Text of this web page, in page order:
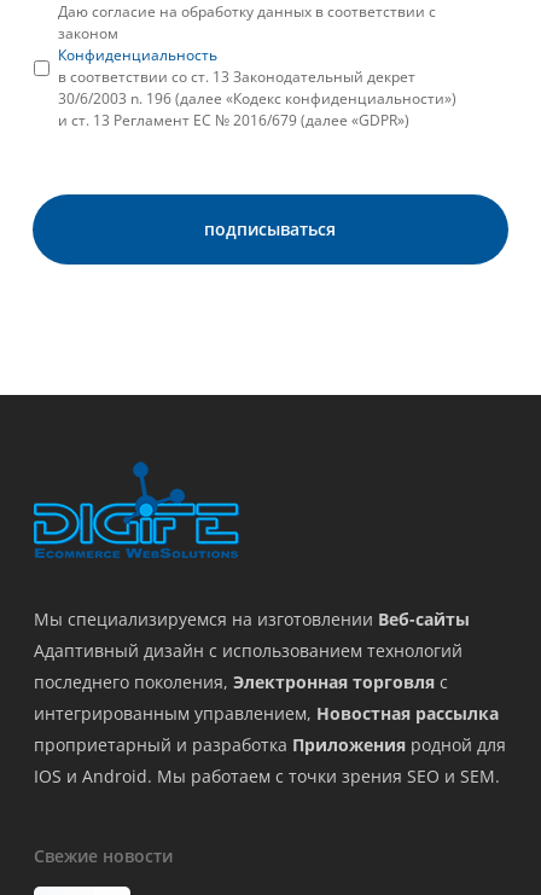
Даю согласие на обработку данных в соответствии с
законом
Конфиденциальность
в соответствии со ст. 13 Законодательный декрет
30/6/2003 n. 196 (далее «Кодекс конфиденциальности»)
и ст. 13 Регламент ЕС № 2016/679 (далее «GDPR»)
Мы специализируемся на изготовлении Веб-сайты
Адаптивный дизайн с использованием технологий
последнего поколения, Электронная торговля с
интегрированным управлением, Новостная рассылка
проприетарный и разработка Приложения родной для
IOS и Android. Мы работаем с точки зрения SEO и SEM.
Свежие новости